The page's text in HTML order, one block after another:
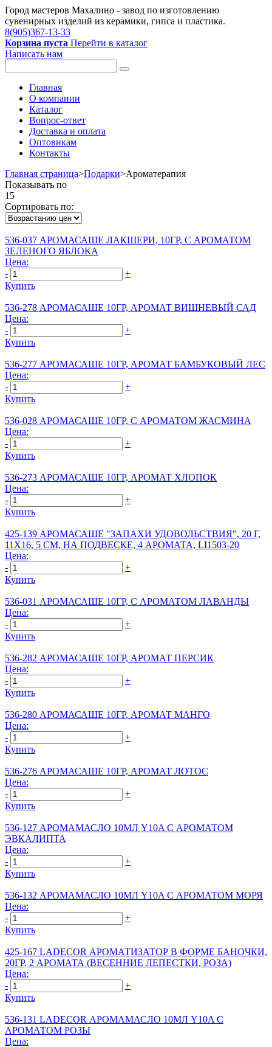
Город мастеров Mахалино - завод по изготовлению
сувенирных изделий из керамики, гипса и пластика.
8(905)367-13-33
Корзина пуста Перейти в каталог
Написать нам
Главная
О компании
Каталог
Вопрос-ответ
Доставка и оплата
Оптовикам
Контакты
Главная страница>Подарки>Ароматерапия
Показывать по
15
Сортировать по:
536-037 АРОМАСАШЕ ЛАКШЕРИ, 10ГР, С АРОМАТОМ
ЗЕЛЕНОГО ЯБЛОКА
Цена:
-
+
Купить
536-278 АРОМАСАШЕ 10ГР, АРОМАТ ВИШНЕВЫЙ САД
Цена:
-
+
Купить
536-277 АРОМАСАШЕ 10ГР, АРОМАТ БАМБУКОВЫЙ ЛЕС
Цена:
-
+
Купить
536-028 АРОМАСАШЕ 10ГР, С АРОМАТОМ ЖАСМИНА
Цена:
-
+
Купить
536-273 АРОМАСАШЕ 10ГР, АРОМАТ ХЛОПОК
Цена:
-
+
Купить
425-139 АРОМАСАШЕ "ЗАПАХИ УДОВОЛЬСТВИЯ", 20 Г,
11Х16, 5 СМ, НА ПОДВЕСКЕ, 4 АРОМАТА, LI1503-20
Цена:
-
+
Купить
536-031 АРОМАСАШЕ 10ГР, С АРОМАТОМ ЛАВАНДЫ
Цена:
-
+
Купить
536-282 АРОМАСАШЕ 10ГР, АРОМАТ ПЕРСИК
Цена:
-
+
Купить
536-280 АРОМАСАШЕ 10ГР, АРОМАТ МАНГО
Цена:
-
+
Купить
536-276 АРОМАСАШЕ 10ГР, АРОМАТ ЛОТОС
Цена:
-
+
Купить
536-127 АРОМАМАСЛО 10МЛ Y10A С АРОМАТОМ
ЭВКАЛИПТА
Цена:
-
+
Купить
536-132 АРОМАМАСЛО 10МЛ Y10A С АРОМАТОМ МОРЯ
Цена:
-
+
Купить
425-167 LADECOR АРОМАТИЗАТОР В ФОРМЕ БАНОЧКИ,
20ГР, 2 АРОМАТА (ВЕСЕННИЕ ЛЕПЕСТКИ, РОЗА)
Цена:
-
+
Купить
536-131 LADECOR АРОМАМАСЛО 10МЛ Y10A С
АРОМАТОМ РОЗЫ
Цена: